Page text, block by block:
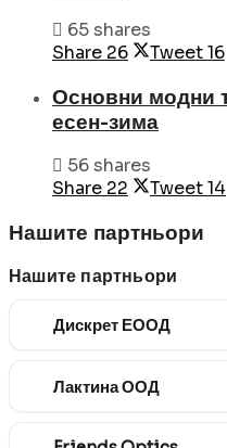
65 shares
Share 26 Tweet16
Основни модни
есен-зима
56 shares
Share 22 Tweet14
Нашите партньори
Нашите партньори
Дискрет ЕООД
Лактина ООД